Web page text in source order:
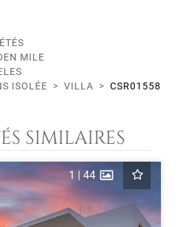
MILE
ISOLÉE
VILLA CSR01558
SIMILAIRES
1 | 44